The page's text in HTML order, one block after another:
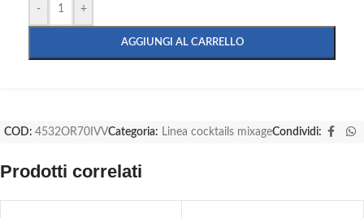
- +
AGGIUNGI AL CARRELLO
COD: 4532OR70IVVCategoria: Linea cocktails mixageCondividi:
Prodotti correlati